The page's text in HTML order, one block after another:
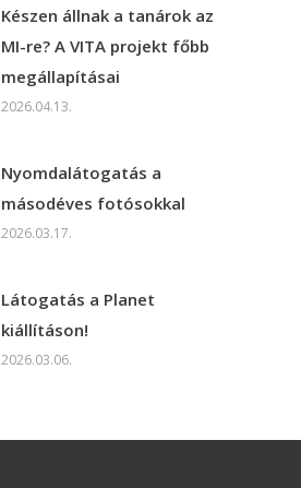
Készen állnak a tanárok az
MI-re? A VITA projekt főbb
megállapításai
2026.04.13.
Nyomdalátogatás a
másodéves fotósokkal
2026.03.17.
Látogatás a Planet
kiállításon!
2026.03.06.